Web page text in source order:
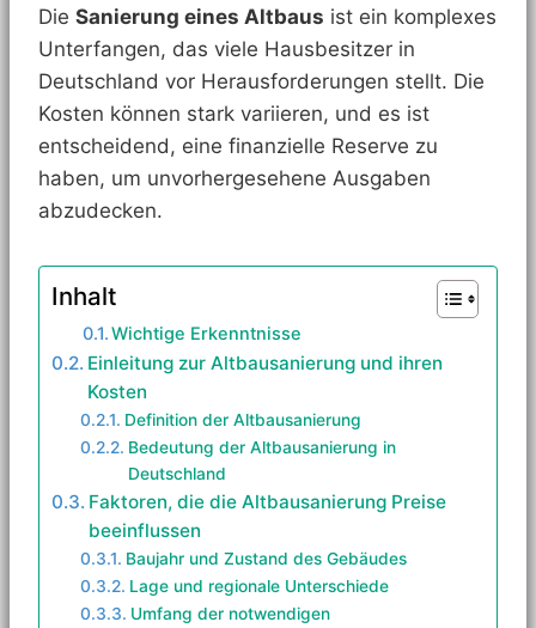
Die Sanierung eines Altbaus ist ein komplexes
Unterfangen, das viele Hausbesitzer in
Deutschland vor Herausforderungen stellt. Die
Kosten können stark variieren, und es ist
entscheidend, eine finanzielle Reserve zu
haben, um unvorhergesehene Ausgaben
abzudecken.
Inhalt
Wichtige Erkenntnisse
Einleitung zur Altbausanierung und ihren
Kosten
Definition der Altbausanierung
Bedeutung der Altbausanierung in
Deutschland
Faktoren, die die Altbausanierung Preise
beeinflussen
Baujahr und Zustand des Gebäudes
Lage und regionale Unterschiede
Umfang der notwendigen